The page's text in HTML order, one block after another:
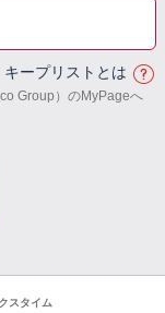
キープリストとは
Group）のMyPageへ
スタイム